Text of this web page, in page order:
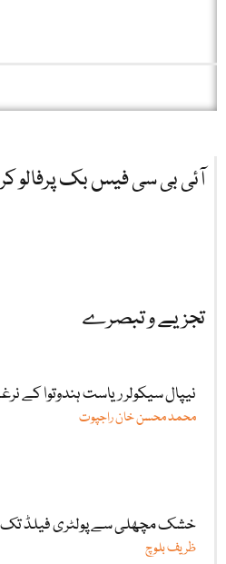
آئی بی سی فیس بک پرفالو
تجزیے و تبصرے
نیپال سیکولر ریاست ہندوتوا کے
محمد محسن خان راجپوت
خشک مچھلی سے پولٹری فیلڈ تک،
ظریف بلوچ